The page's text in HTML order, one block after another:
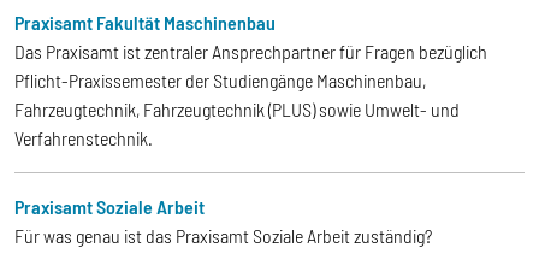
Praxisamt Fakultät Maschinenbau
Das Praxisamt ist zentraler Ansprechpartner für Fragen bezüglich
Pflicht-Praxissemester der Studiengänge Maschinenbau,
Fahrzeugtechnik, Fahrzeugtechnik (PLUS) sowie Umwelt- und
Verfahrenstechnik.
Praxisamt Soziale Arbeit
Für was genau ist das Praxisamt Soziale Arbeit zuständig?